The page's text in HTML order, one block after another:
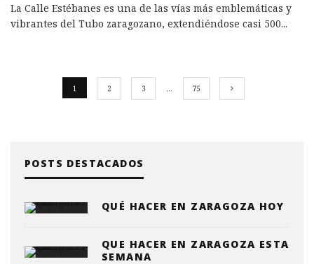
La Calle Estébanes es una de las vías más emblemáticas y
vibrantes del Tubo zaragozano, extendiéndose casi 500...
1 2 3 … 75
POSTS DESTACADOS
QUÉ HACER EN ZARAGOZA HOY
QUE HACER EN ZARAGOZA ESTA
SEMANA